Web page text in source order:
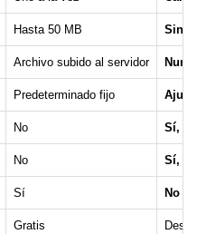
Hasta 50 MB Sin
Archivo subido al servidor
Predeterminado fijo
No Sí,
No Sí,
Sí No
Gratis